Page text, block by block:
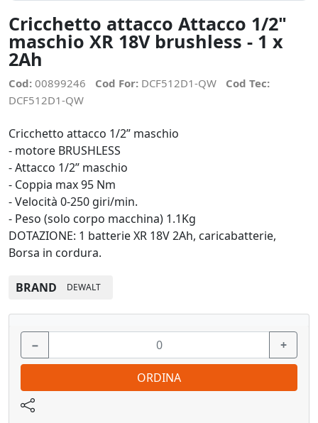
Cricchetto attacco Attacco 1/2"
maschio XR 18V brushless - 1 x
2Ah
Cod: 00899246 Cod For: DCF512D1-QW
Cod Tec:
DCF512D1-QW
Cricchetto attacco 1/2” maschio
- motore BRUSHLESS
- Attacco 1/2” maschio
- Coppia max 95 Nm
- Velocità 0-250 giri/min.
- Peso (solo corpo macchina) 1.1Kg
DOTAZIONE: 1 batterie XR 18V 2Ah, caricabatterie,
Borsa in cordura.
BRAND DEWALT
− +
ORDINA